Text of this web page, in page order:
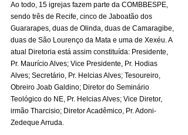
Ao todo, 15 igrejas fazem parte da COMBBESPE,
sendo três de Recife, cinco de Jaboatão dos
Guararapes, duas de Olinda, duas de Camaragibe,
duas de São Lourenço da Mata e uma de Xexéu. A
atual Diretoria está assim constituída: Presidente,
Pr. Maurício Alves; Vice Presidente, Pr. Hodias
Alves; Secretário, Pr. Helcias Alves; Tesoureiro,
Obreiro Joab Galdino; Diretor do Seminário
Teológico do NE, Pr. Helcias Alves; Vice Diretor,
irmão Tharcisio; Diretor Acadêmico, Pr. Adoni-
Zedeque Arruda.